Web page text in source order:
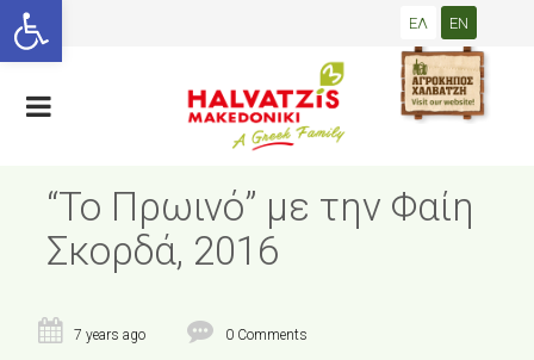
Open toolbar ΕΛ EN
“Το Πρωινό” με την Φαίη
Σκορδά, 2016
7 years ago 0 Comments